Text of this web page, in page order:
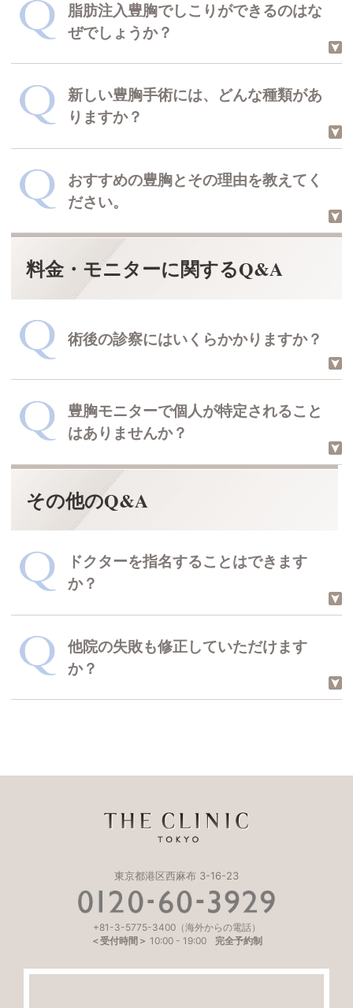
ヒアルロン酸豊胸後のバストの硬さについて
充填材を用いる豊胸術は世界的に抑止
傾向にありますので、十分にお考えく
ださい。
回答した医師
充填材を注入する豊胸術について
脂肪注入豊胸でしこりができるのはな
ぜでしょうか？
脂肪が注入先のバストで定着せず、壊
死してしまったためです。
回答した医師
脂肪注入豊胸のしこりについて
新しい豊胸手術には、どんな種類があ
りますか？
THE CLINIC 東京院で取り扱いがある
脂肪注入豊胸では、再生医療の「セル
チャー豊胸」という方法があります。
回答した医師
THE CLINIC 院長 村田 八千穂
セルチャー豊胸について
おすすめの豊胸とその理由を教えてく
ださい。
ローリスク、ハイリターンの脂肪注入
豊胸がおすすめです。
おすすめの豊胸術について
料金・モニターに関するQ&A
術後の診察にはいくらかかりますか？
無料でお受けしています。その他、内
服薬の処方やメール相談にも追加料金
はかかりません。
豊胸モニターで個人が特定されること
はありませんか？
当院の豊胸モニターは、お顔出しが不
要です。
思われる箇所は、お申し出いただけれ
ば調整いたしますので、お気軽にご相
談ください。
その他のQ&A
ドクターを指名することはできます
か？
可能でございます。
ただし日によって、席を外しているド
クターもおりますので、事前にお問い
他院の失敗も修正していただけます
か？
もしもの場合には、気軽にお問い合わ
東京都港区西麻布 3-16-23
+81-3-5775-3400（海外からの電話）
＜受付時間＞ 10:00- 19:00 完全予約制